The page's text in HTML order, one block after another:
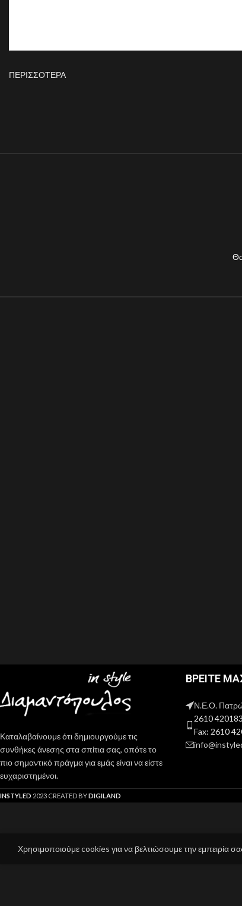
ΠΕΡΙΣΣΟΤΕΡΑ
Καταλαβαίνουμε ότι δημιουργούμε τις
συνθήκες άνεσης στα σπίτια σας, οπότε το
πιο σημαντικό πράγμα για εμάς είναι να είστε
ευχαριστημένοι.
ΒΡΕΙΤΕ
Ν.Ε.Ο.
2610
Fax: 2610
INSTYLED 2023 CREATED BYDIGILAND
Χρησιμοποιούμε cookies για να βελτιώσουμε την εμπειρία